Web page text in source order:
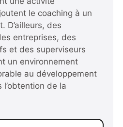
le coaching à un
D’ailleurs, des
entreprises, des
et des superviseurs
un environnement
au développement
de la